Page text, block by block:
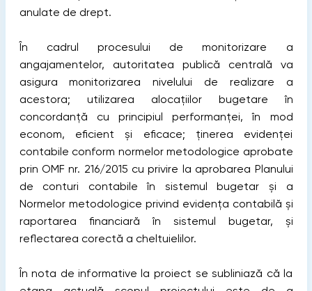
anulate de drept.
În cadrul procesului de monitorizare a
angajamentelor, autoritatea publică centrală va
asigura monitorizarea nivelului de realizare a
acestora; utilizarea alocațiilor bugetare în
concordanță cu principiul performanței, în mod
econom, eficient și eficace; ținerea evidenței
contabile conform normelor metodologice aprobate
prin OMF nr. 216/2015 cu privire la aprobarea Planului
de conturi contabile în sistemul bugetar și a
Normelor metodologice privind evidența contabilă și
raportarea financiară în sistemul bugetar, și
reflectarea corectă a cheltuielilor.
În nota de informative la proiect se subliniază că la